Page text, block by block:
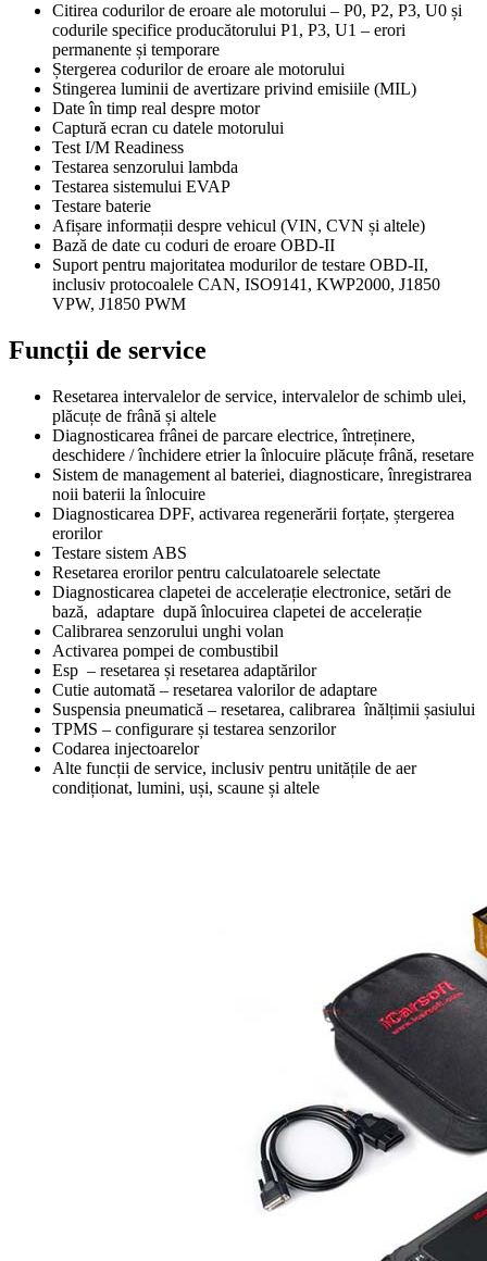
Citirea codurilor de eroare ale motorului – P0, P2, P3, U0 și
codurile specifice producătorului P1, P3, U1 – erori
permanente și temporare
Ștergerea codurilor de eroare ale motorului
Stingerea luminii de avertizare privind emisiile (MIL)
Date în timp real despre motor
Captură ecran cu datele motorului
Test I/M Readiness
Testarea senzorului lambda
Testarea sistemului EVAP
Testare baterie
Afișare informații despre vehicul (VIN, CVN și altele)
Bază de date cu coduri de eroare OBD-II
Suport pentru majoritatea modurilor de testare OBD-II,
inclusiv protocoalele CAN, ISO9141, KWP2000, J1850
VPW, J1850 PWM
Funcții de service
Resetarea intervalelor de service, intervalelor de schimb ulei,
plăcuțe de frână și altele
Diagnosticarea frânei de parcare electrice, întreținere,
deschidere / închidere etrier la înlocuire plăcuțe frână, resetare
Sistem de management al bateriei, diagnosticare, înregistrarea
noii baterii la înlocuire
Diagnosticarea DPF, activarea regenerării forțate, ștergerea
erorilor
Testare sistem ABS
Resetarea erorilor pentru calculatoarele selectate
Diagnosticarea clapetei de accelerație electronice, setări de
bază, adaptare după înlocuirea clapetei de accelerație
Calibrarea senzorului unghi volan
Activarea pompei de combustibil
Esp – resetarea și resetarea adaptărilor
Cutie automată – resetarea valorilor de adaptare
Suspensia pneumatică – resetarea, calibrarea înălțimii șasiului
TPMS – configurare și testarea senzorilor
Codarea injectoarelor
Alte funcții de service, inclusiv pentru unitățile de aer
condiționat, lumini, uși, scaune și altele